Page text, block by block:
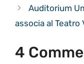
Auditorium
associa al Teatro
4